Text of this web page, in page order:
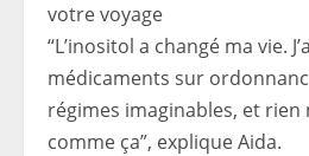
votre voyage
“L’inositol a changé ma vie.
médicaments sur
régimes imaginables, et rien
comme ça”, explique Aida.